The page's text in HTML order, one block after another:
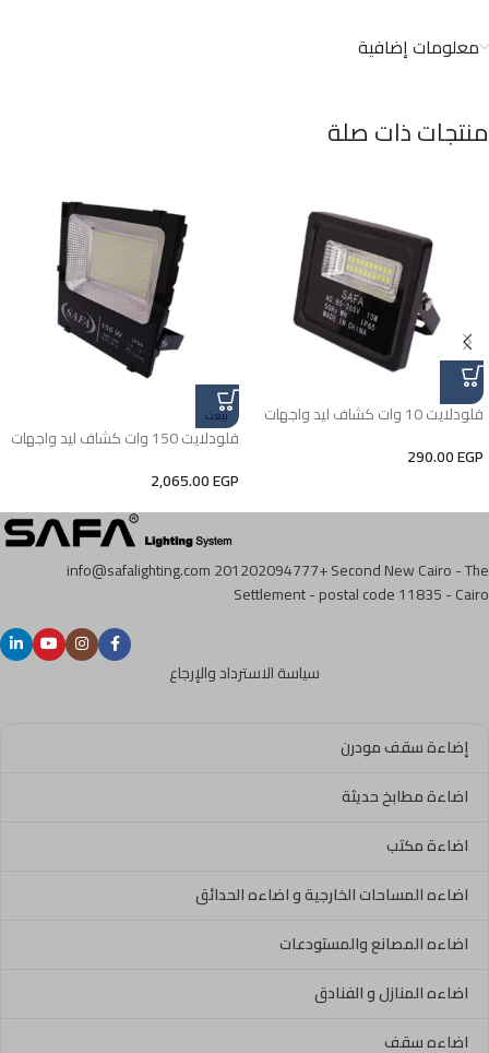
معلومات إضافية
منتجات ذات صلة
فلودلايت 10 وات كشاف ليد واجهات
290.00EGP
بيعت
فلودلايت 150 وات كشاف ليد واجهات
2,065.00EGP
info@safalighting.com201202094777+Second New Cairo - The
Settlement - postal code 11835 - Cairo
سياسة الاسترداد والإرجاع
إضاءة سقف مودرن
اضاءة مطابخ حديثة
اضاءة مكتب
اضاءه المساحات الخارجية و اضاءه الحدائق
اضاءه المصانع والمستودعات
اضاءه المنازل و الفنادق
اضاءه سقف